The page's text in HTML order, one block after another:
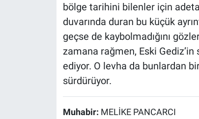
bölge tarihini bilenler için
duvarında duran bu küçük
geçse de kaybolmadığını
zamana rağmen, Eski
ediyor. O levha da bunlardan
sürdürüyor.
Muhabir: MELİKE PANCARCI